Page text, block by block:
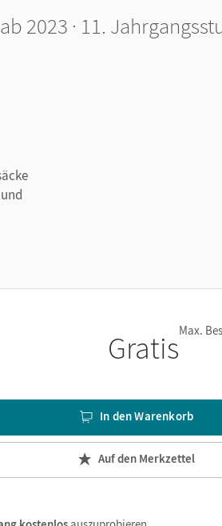
2023 · 11.
innen
GratisMax.
In den Warenkorb
Auf den Merkzettel